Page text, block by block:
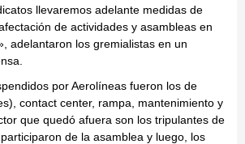
llevaremos adelante medidas de
de actividades y asambleas en
adelantaron los gremialistas en un
por Aerolíneas fueron los de
contact center, rampa, mantenimiento y
que quedó afuera son los tripulantes de
de la asamblea y luego, los